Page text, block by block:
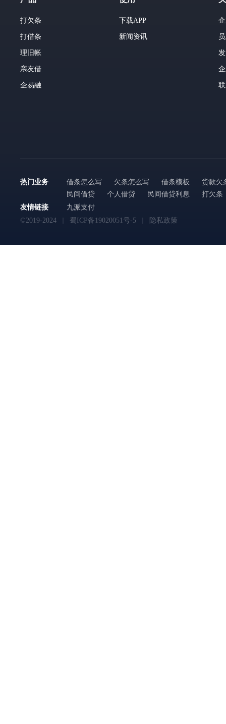
打欠条
打借条
理旧帐
亲友借
企易融
下载APP
新闻资讯
热门业务 借条怎么写 欠条怎么写 借条模板
货款欠
民间借贷
个人借贷 民间借贷利息
打欠条
友情链接
九派支付
©2019-2024
蜀ICP备19020051号-5 隐私政策